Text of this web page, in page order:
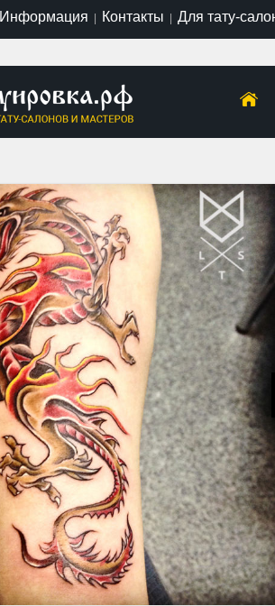
Информация | Контакты | Для тату-